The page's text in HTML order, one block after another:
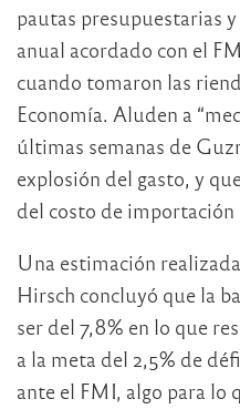
pautas presupuestarias
anual acordado con el
cuando tomaron las
Economía. Aluden a
últimas semanas de
explosión del gasto, y
del costo de importación
Una estimación
Hirsch concluyó que la
ser del 7,8% en lo que
a la meta del 2,5% de
ante el FMI, algo para lo